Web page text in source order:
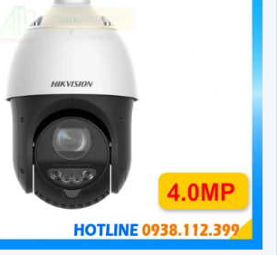
từ xa mọi lúc, mọi nơi mà không gặp